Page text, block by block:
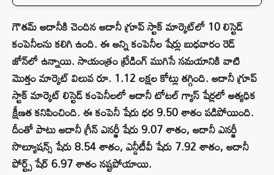
గౌతమ్ అదానీకి చెందిన అదానీ గ్రూప్ స్టాక్ మార్కెట్‌లో 10 లిస్టెడ్
కంపెనీలను కలిగి ఉంది. ఈ అన్ని కంపెనీల షేర్లు బుధవారం రెడ్
జోన్‌లో ఉన్నాయి. సాయంత్రం ట్రేడింగ్ ముగిసే సమయానికి వాటి
మొత్తం మార్కెట్ విలువ రూ. 1.12 లక్షల కోట్లు తగ్గింది. అదానీ గ్రూప్
స్టాక్ మార్కెట్ లిస్టెడ్ కంపెనీలలో అదానీ టోటల్ గ్యాస్ షేర్లలో అత్యధిక
క్షీణత కనిపించింది. ఈ కంపెనీ షేరు ధర 9.50 శాతం పడిపోయింది.
దీంతో పాటు అదానీ గ్రీన్ ఎనర్జీ షేరు 9.07 శాతం, అదానీ ఎనర్జీ
సొల్యూషన్స్ షేరు 8.54 శాతం, ఎన్డీటీవీ షేరు 7.92 శాతం, అదానీ
పోర్ట్స్ షేర్ 6.97 శాతం నష్టపోయాయి.